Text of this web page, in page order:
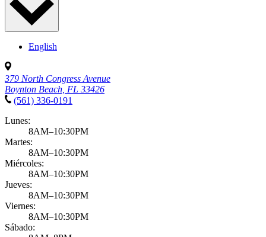
English
379 North Congress Avenue
Boynton Beach, FL 33426
(561) 336-0191
Lunes:
8AM–10:30PM
Martes:
8AM–10:30PM
Miércoles:
8AM–10:30PM
Jueves:
8AM–10:30PM
Viernes:
8AM–10:30PM
Sábado: